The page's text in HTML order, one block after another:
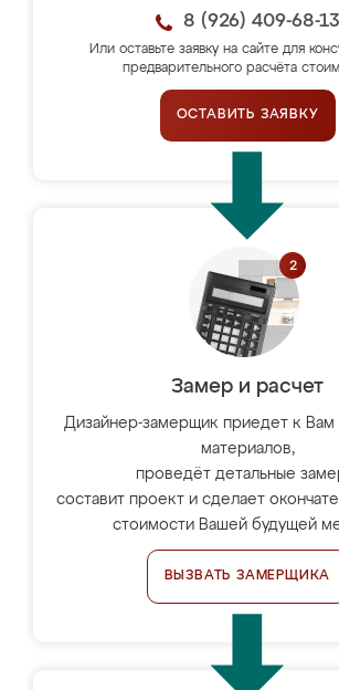
8 (926) 409-68-13
Или оставьте заявку на сайте для
предварительного расчёта
ОСТАВИТЬ ЗАЯВКУ
Замер и расчет
Дизайнер-замерщик приедет к Вам
материалов,
проведёт детальные
составит проект и сделает
стоимости Вашей будущей
ВЫЗВАТЬ ЗАМЕРЩИКА